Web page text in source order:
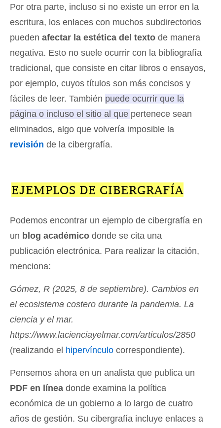
Por otra parte, incluso si no existe un error en la
escritura, los enlaces con muchos subdirectorios
pueden afectar la estética del texto de manera
negativa. Esto no suele ocurrir con la bibliografía
tradicional, que consiste en citar libros o ensayos,
por ejemplo, cuyos títulos son más concisos y
fáciles de leer. También puede ocurrir que la
página o incluso el sitio al que pertenece sean
eliminados, algo que volvería imposible la
revisión de la cibergrafía.
EJEMPLOS DE CIBERGRAFÍA
Podemos encontrar un ejemplo de cibergrafía en
un blog académico donde se cita una
publicación electrónica. Para realizar la citación,
menciona:
Gómez, R (2025, 8 de septiembre). Cambios en
el ecosistema costero durante la pandemia. La
ciencia y el mar.
https://www.lacienciayelmar.com/articulos/2850
(realizando el hipervínculo correspondiente).
Pensemos ahora en un analista que publica un
PDF en línea donde examina la política
económica de un gobierno a lo largo de cuatro
años de gestión. Su cibergrafía incluye enlaces a